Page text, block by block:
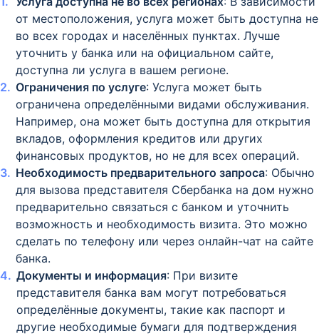
от местоположения, услуга может быть доступна не
во всех городах и населённых пунктах. Лучше
уточнить у банка или на официальном сайте,
доступна ли услуга в вашем регионе.
Ограничения по услуге: Услуга может быть
ограничена определёнными видами обслуживания.
Например, она может быть доступна для открытия
вкладов, оформления кредитов или других
финансовых продуктов, но не для всех операций.
Необходимость предварительного запроса: Обычно
для вызова представителя Сбербанка на дом нужно
предварительно связаться с банком и уточнить
возможность и необходимость визита. Это можно
сделать по телефону или через онлайн-чат на сайте
банка.
Документы и информация: При визите
представителя банка вам могут потребоваться
определённые документы, такие как паспорт и
другие необходимые бумаги для подтверждения